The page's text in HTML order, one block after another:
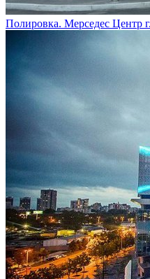
Полировка. Мерседес Центр